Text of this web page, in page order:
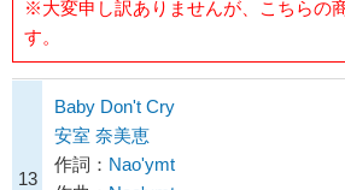
※大変申し訳ありませんが、こちらの
す。
13
Baby Don't Cry
安室 奈美恵
作詞： Nao'ymt